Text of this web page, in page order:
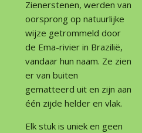
Zienerstenen, werden van
oorsprong op natuurlijke
wijze getrommeld door
de Ema-rivier in Brazilië,
vandaar hun naam. Ze zien
er van buiten
gematteerd uit en zijn aan
één zijde helder en vlak.
Elk stuk is uniek en geen